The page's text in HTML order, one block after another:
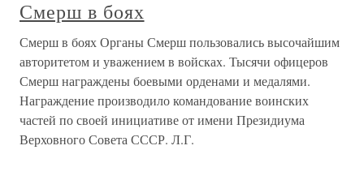
Смерш в боях
Смерш в боях Органы Смерш пользовались высочайшим
авторитетом и уважением в войсках. Тысячи офицеров
Смерш награждены боевыми орденами и медалями.
Награждение производило командование воинских
частей по своей инициативе от имени Президиума
Верховного Совета СССР. Л.Г.